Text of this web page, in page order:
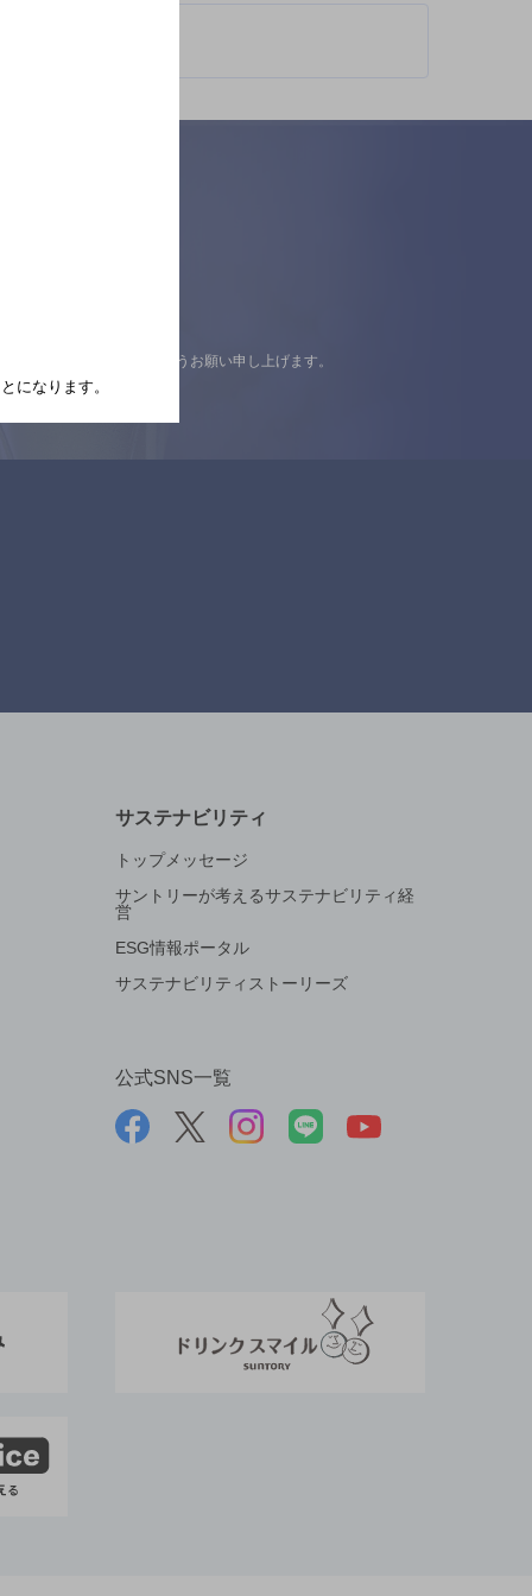
の上ご来店くださいますようお願い申し上げます。
サステナビリティ
トップメッセージ
サントリーが考えるサステナビリティ経
営
ESG情報ポータル
サステナビリティストーリーズ
公式SNS一覧
になります。